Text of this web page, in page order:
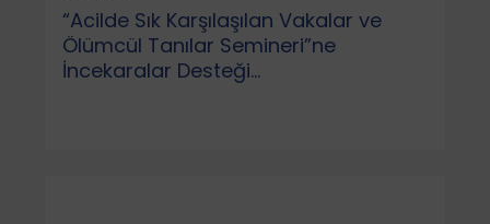
“Acilde Sık Karşılaşılan Vakalar ve
Ölümcül Tanılar Semineri”ne
İncekaralar Desteği...